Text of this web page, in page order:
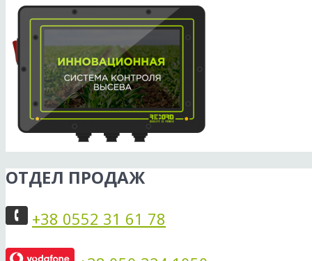
ОТДЕЛ ПРОДАЖ
+38 0552 31 61 78